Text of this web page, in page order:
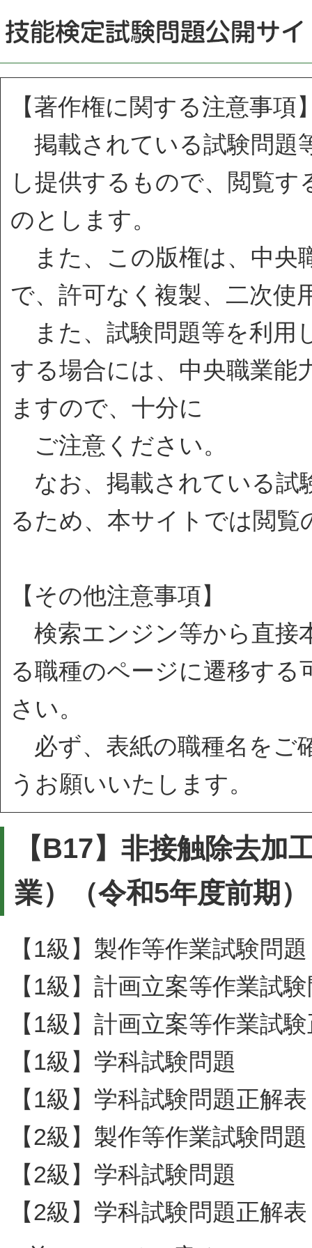
【著作権に関する注意事項
掲載されている試験問題
し提供するもので、閲覧
のとします。
また、この版権は、中央
で、許可なく複製、二次使
また、試験問題等を利用
する場合には、中央職業能
ますので、十分に
ご注意ください。
なお、掲載されている試
るため、本サイトでは閲
【その他注意事項】
検索エンジン等から直接
る職種のページに遷移す
さい。
必ず、表紙の職種名をご
うお願いいたします。
【B17】非接触除去加
業）（令和5年度前期）
【1級】製作等作業試験問題
【1級】計画立案等作業試
【1級】計画立案等作業試
【1級】学科試験問題
【1級】学科試験問題正解表
【2級】製作等作業試験問題
【2級】学科試験問題
【2級】学科試験問題正解表